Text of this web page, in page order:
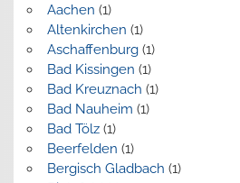
Aachen (1)
Altenkirchen (1)
Aschaffenburg(1)
Bad Kissingen (1)
Bad Kreuznach (1)
Bad Nauheim (1)
Bad Tölz(1)
Beerfelden (1)
Bergisch Gladbach (1)